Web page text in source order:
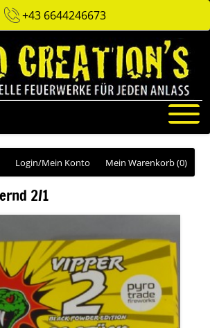
+43 6644246673
Mein Warenkorb(0)
Login/Mein Konto
2/1